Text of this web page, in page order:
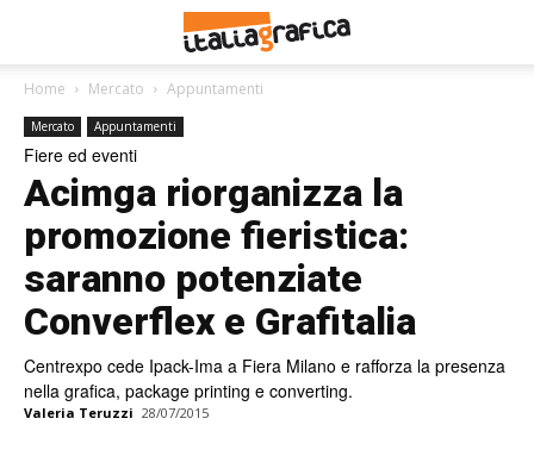
Home Mercato Appuntamenti
Mercato Appuntamenti
Fiere ed eventi
Acimga riorganizza la
promozione fieristica:
saranno potenziate
Converflex e Grafitalia
Centrexpo cede Ipack-Ima a Fiera Milano e rafforza la presenza
nella grafica, package printing e converting.
Valeria Teruzzi 28/07/2015